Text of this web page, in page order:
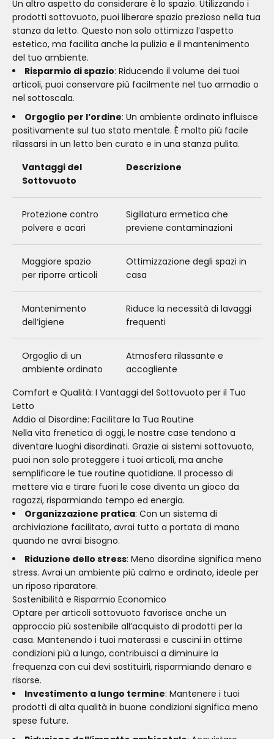
Un altro aspetto da considerare è lo spazio. Utilizzando i
prodotti sottovuoto, puoi liberare spazio prezioso nella tua
stanza da letto. Questo non solo ottimizza l’aspetto
estetico, ma facilita anche la pulizia e il mantenimento
del tuo ambiente.
Risparmio di spazio: Riducendo il volume dei tuoi
articoli, puoi conservare più facilmente nel tuo armadio o
nel sottoscala.
Orgoglio per l’ordine: Un ambiente ordinato influisce
positivamente sul tuo stato mentale. È molto più facile
rilassarsi in un letto ben curato e in una stanza pulita.
Vantaggi del
Sottovuoto
Descrizione
Protezione contro
polvere e acari
Sigillatura ermetica che
previene contaminazioni
Maggiore spazio
per riporre articoli
Ottimizzazione degli spazi in
casa
Mantenimento
dell’igiene
Riduce la necessità di lavaggi
frequenti
Orgoglio di un
ambiente ordinato
Atmosfera rilassante e
accogliente
Comfort e Qualità: I Vantaggi del Sottovuoto per il Tuo
Letto
Addio al Disordine: Facilitare la Tua Routine
Nella vita frenetica di oggi, le nostre case tendono a
diventare luoghi disordinati. Grazie ai sistemi sottovuoto,
puoi non solo proteggere i tuoi articoli, ma anche
semplificare le tue routine quotidiane. Il processo di
mettere via e tirare fuori le cose diventa un gioco da
ragazzi, risparmiando tempo ed energia.
Organizzazione pratica: Con un sistema di
archiviazione facilitato, avrai tutto a portata di mano
quando ne avrai bisogno.
Riduzione dello stress: Meno disordine significa meno
stress. Avrai un ambiente più calmo e ordinato, ideale per
un riposo riparatore.
Sostenibilità e Risparmio Economico
Optare per articoli sottovuoto favorisce anche un
approccio più sostenibile all’acquisto di prodotti per la
casa. Mantenendo i tuoi materassi e cuscini in ottime
condizioni più a lungo, contribuisci a diminuire la
frequenza con cui devi sostituirli, risparmiando denaro e
risorse.
Investimento a lungo termine: Mantenere i tuoi
prodotti di alta qualità in buone condizioni significa meno
spese future.